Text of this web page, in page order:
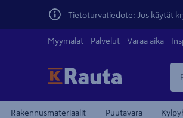
Tietoturvatiedote: Jos käytät
Myymälät Palvelut Varaa aika
Rakennusmateriaalit Puutavara